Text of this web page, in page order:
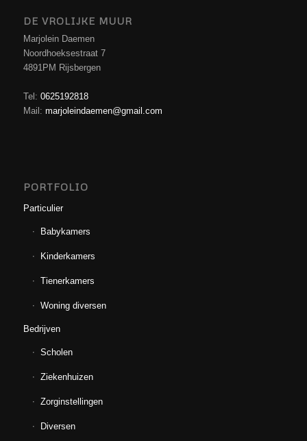
DE VROLIJKE MUUR
Marjolein Daemen
Noordhoeksestraat 7
4891PM Rijsbergen
Tel: 0625192818
Mail: marjoleindaemen@gmail.com
PORTFOLIO
Particulier
Babykamers
Kinderkamers
Tienerkamers
Woning diversen
Bedrijven
Scholen
Ziekenhuizen
Zorginstellingen
Diversen